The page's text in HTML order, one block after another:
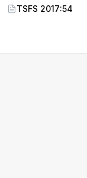
TSFS 2017:54